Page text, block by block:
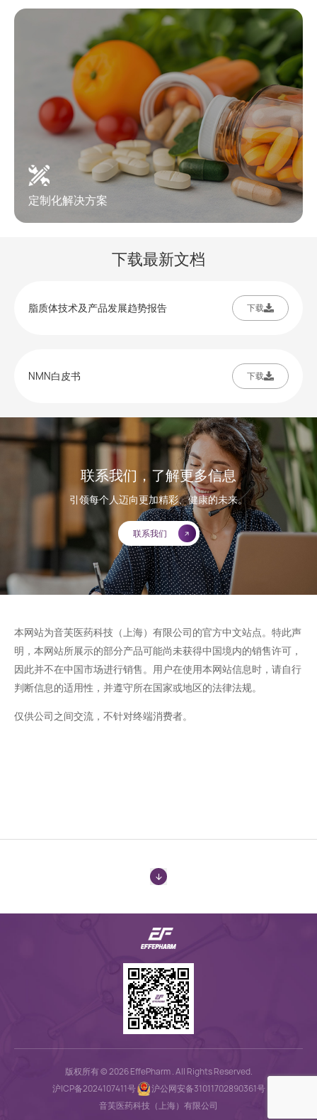
定制化解决方案
下载最新文档
脂质体技术及产品发展趋势报告 下载
NMN白皮书 下载
联系我们，了解更多信息
引领每个人迈向更加精彩、健康的未来。
联系我们
本网站为音芙医药科技（上海）有限公司的官方中文站点。特此声
明，本网站所展示的部分产品可能尚未获得中国境内的销售许可，
因此并不在中国市场进行销售。用户在使用本网站信息时，请自行
判断信息的适用性，并遵守所在国家或地区的法律法规。
仅供公司之间交流，不针对终端消费者。
版权所有 © 2026 EffePharm . All Rights Reserved.
沪ICP备2024107411号
沪公网安备31011702890361号
音芙医药科技（上海）有限公司